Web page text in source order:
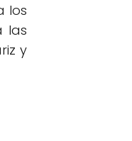
los
las
y